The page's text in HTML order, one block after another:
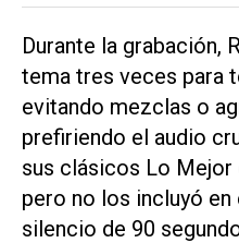
Durante la grabación,
tema tres veces para
evitando mezclas o
prefiriendo el audio
sus clásicos Lo Mejor
pero no los incluyó en
silencio de 90